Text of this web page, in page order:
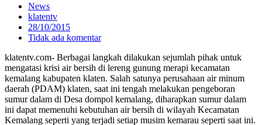
News
klatentv
28/10/2015
Tidak ada komentar
klatentv.com- Berbagai langkah dilakukan sejumlah pihak untuk
mengatasi krisi air bersih di lereng gunung merapi kecamatan
kemalang kabupaten klaten. Salah satunya perusahaan air minum
daerah (PDAM) klaten, saat ini tengah melakukan pengeboran
sumur dalam di Desa dompol kemalang, diharapkan sumur dalam
ini dapat memenuhi kebutuhan air bersih di wilayah Kecamatan
Kemalang seperti yang terjadi setiap musim kemarau seperti saat ini.